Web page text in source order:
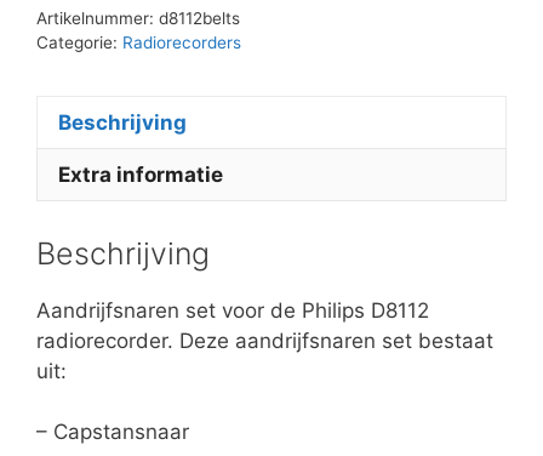
Artikelnummer: d8112belts
Categorie: Radiorecorders
Beschrijving
Extra informatie
Beschrijving
Aandrijfsnaren set voor de Philips D8112
radiorecorder. Deze aandrijfsnaren set bestaat
uit:
– Capstansnaar